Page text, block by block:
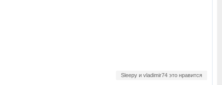
Sleepy и vladimir74 это нравится